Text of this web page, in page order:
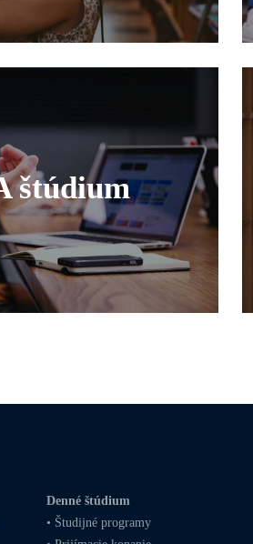
štúdium
Denné štúdium
• Študijné programy